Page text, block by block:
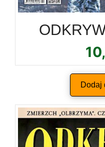
Dodaj